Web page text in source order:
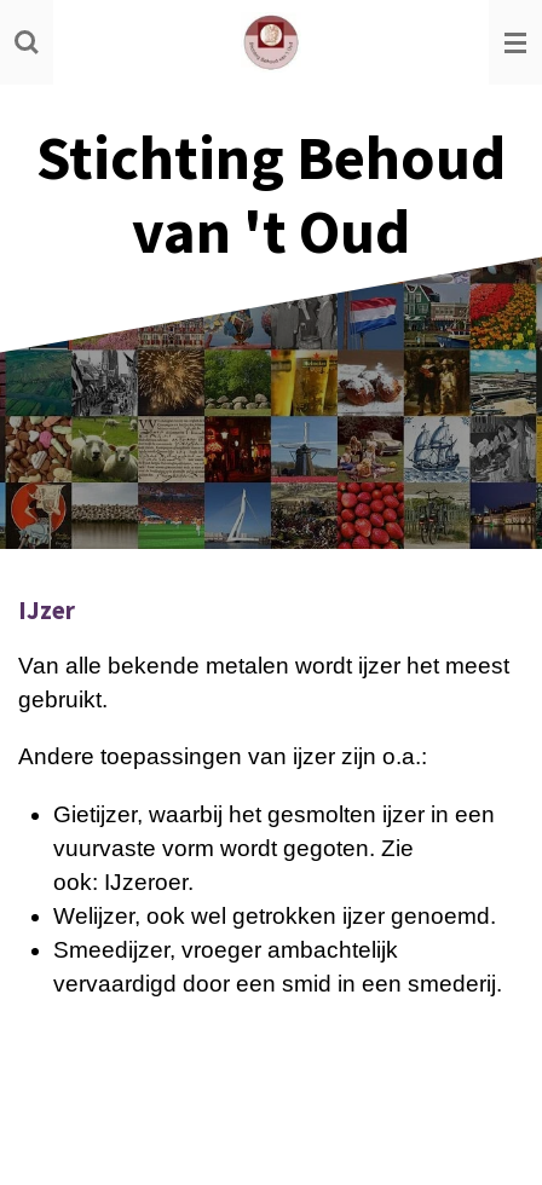
Ga
direct
hoofdinhoud
Stichting Behoud
van 't Oud
IJzer
Van alle bekende metalen wordt ijzer het meest
gebruikt.
Andere toepassingen van ijzer zijn o.a.:
Gietijzer, waarbij het gesmolten ijzer in een
vuurvaste vorm wordt gegoten. Zie
ook: IJzeroer.
Welijzer, ook wel getrokken ijzer genoemd.
Smeedijzer, vroeger ambachtelijk
vervaardigd door een smid in een smederij.